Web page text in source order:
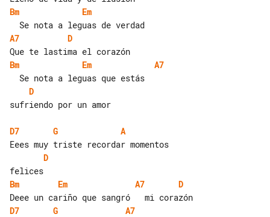
Bm
Em
A7
D
Bm
Em
A7
D
sufriendo por un amor
D7 G
A
D
Bm
Em A7
D
D7
G
A7